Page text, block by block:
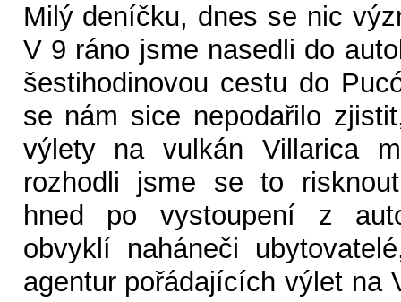
Milý deníčku, dnes se nic
V 9 ráno jsme nasedli do
šestihodinovou cestu do
se nám sice nepodařilo
výlety na vulkán Villarica
rozhodli jsme se to
hned po vystoupení z
obvyklí naháneči
agentur pořádajících výlet na